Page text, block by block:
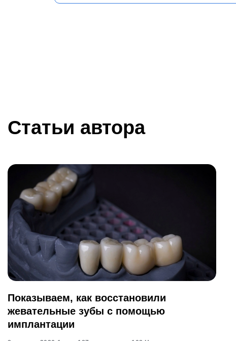
Статьи автора
Показываем, как восстановили
жевательные зубы с помощью
имплантации